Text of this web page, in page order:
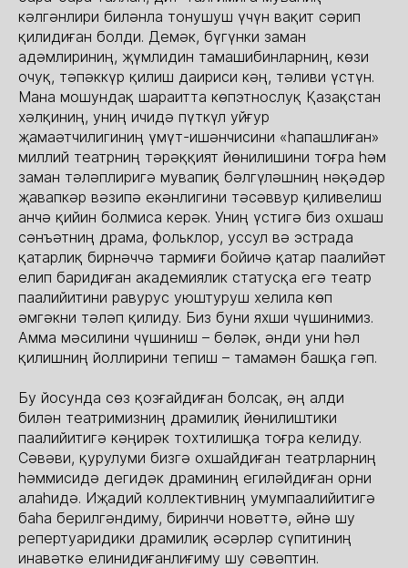
кәлгәнлири биләнла тонушуш үчүн вақит сәрип
қилидиған болди. Демәк, бүгүнки заман
адәмлириниң, җүмлидин тамашибинларниң, көзи
очуқ, тәпәккүр қилиш даириси кәң, тәливи үстүн.
Мана мошундақ шараитта көпэтнослуқ Қазақстан
хәлқиниң, униң ичидә пүткүл уйғур
җамаәтчилигиниң үмүт-ишәнчисини «һапашлиған»
миллий театрниң тәрәққият йөнилишини тоғра һәм
заман тәләплиригә мувапиқ бәлгүләшниң нәқәдәр
җавапкәр вәзипә екәнлигини тәсәввур қиливелиш
анчә қийин болмиса керәк. Униң үстигә биз охшаш
сәнъәтниң драма, фольклор, уссул вә эстрада
қатарлиқ бирнәччә тармиғи бойичә қатар паалийәт
елип баридиған академиялик статусқа егә театр
паалийитини равурус уюштуруш хелила көп
әмгәкни тәләп қилиду. Биз буни яхши чүшинимиз.
Амма мәсилини чүшиниш – бөләк, әнди уни һәл
қилишниң йоллирини тепиш – тамамән башқа гәп.
Бу йосунда сөз қозғайдиған болсақ, әң алди
билән театримизниң драмилиқ йөнилиштики
паалийитигә кәңирәк тохтилишқа тоғра келиду.
Сәвәви, қурулуми бизгә охшайдиған театрларниң
һәммисидә дегидәк драминиң егиләйдиған орни
алаһидә. Иҗадий коллективниң умумпаалийитигә
баһа берилгәндиму, биринчи новәттә, әйнә шу
репертуаридики драмилиқ әсәрләр сүпитиниң
инавәткә елинидиғанлиғиму шу сәвәптин.